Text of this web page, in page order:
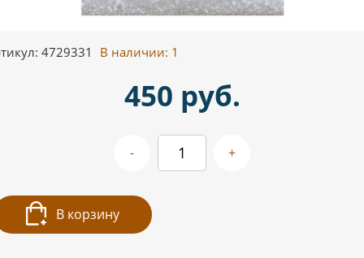
4729331 В наличии: 1
450 руб.
- +
В корзину